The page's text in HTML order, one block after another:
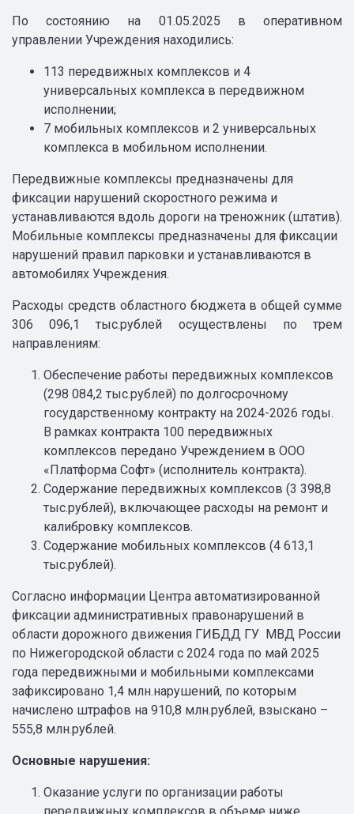
По состоянию на 01.05.2025 в оперативном
управлении Учреждения находились:
113 передвижных комплексов и 4
универсальных комплекса в передвижном
исполнении;
7 мобильных комплексов и 2 универсальных
комплекса в мобильном исполнении.
Передвижные комплексы предназначены для
фиксации нарушений скоростного режима и
устанавливаются вдоль дороги на треножник (штатив).
Мобильные комплексы предназначены для фиксации
нарушений правил парковки и устанавливаются в
автомобилях Учреждения.
Расходы средств областного бюджета в общей сумме
306 096,1 тыс.рублей осуществлены по трем
направлениям:
Обеспечение работы передвижных комплексов
(298 084,2 тыс.рублей) по долгосрочному
государственному контракту на 2024-2026 годы.
В рамках контракта 100 передвижных
комплексов передано Учреждением в ООО
«Платформа Софт» (исполнитель контракта).
Содержание передвижных комплексов (3 398,8
тыс.рублей), включающее расходы на ремонт и
калибровку комплексов.
Содержание мобильных комплексов (4 613,1
тыс.рублей).
Согласно информации Центра автоматизированной
фиксации административных правонарушений в
области дорожного движения ГИБДД ГУ МВД России
по Нижегородской области с 2024 года по май 2025
года передвижными и мобильными комплексами
зафиксировано 1,4 млн.нарушений, по которым
начислено штрафов на 910,8 млн.рублей, взыскано –
555,8 млн.рублей.
Основные нарушения:
Оказание услуги по организации работы